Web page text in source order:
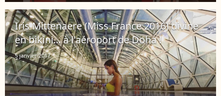
Iris Mittenaere (Miss France 2016) divine
en bikini... à l'aéroport de Doha !
5 janvier 2017